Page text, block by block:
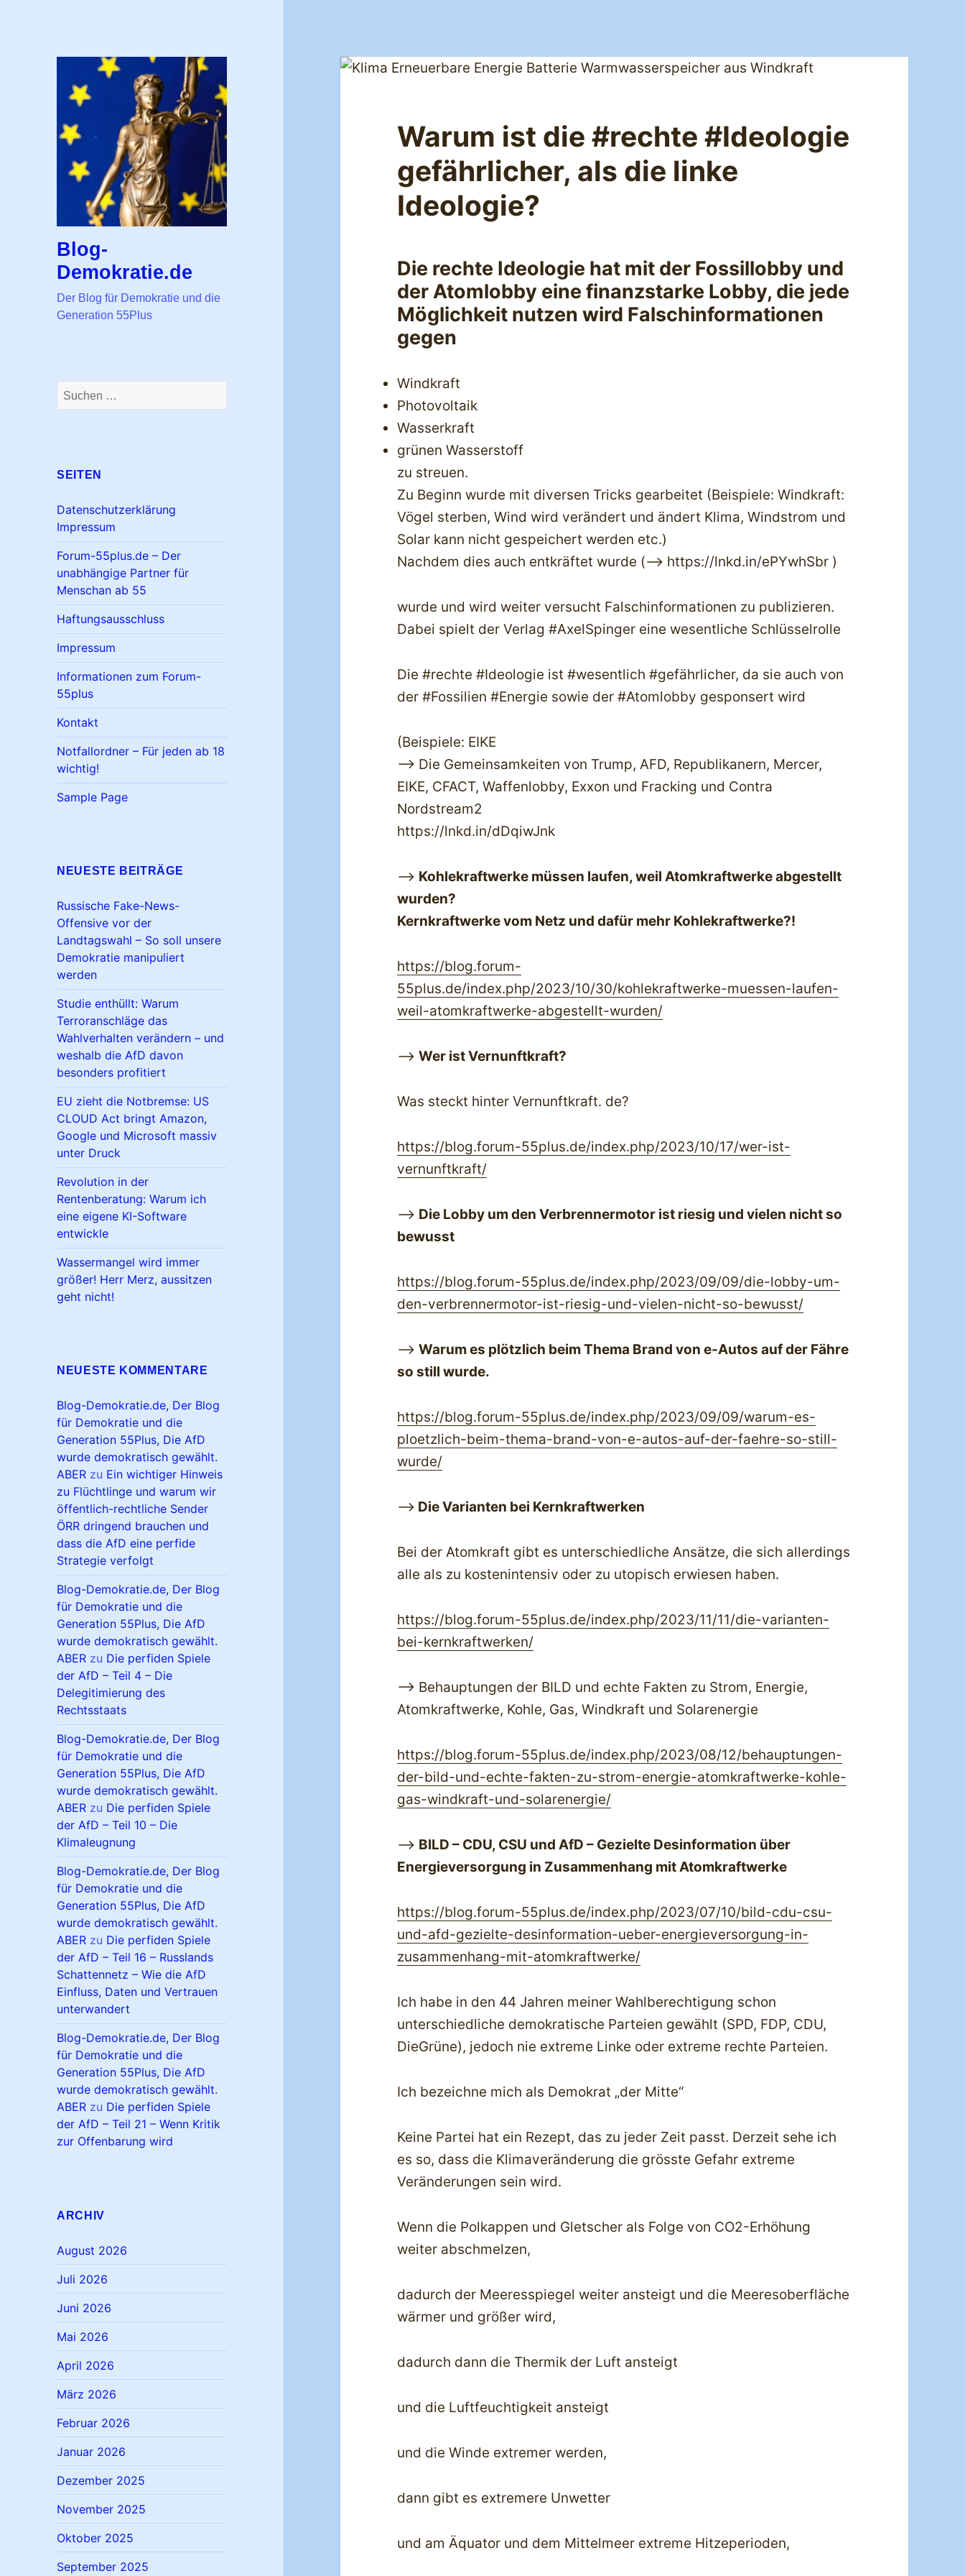
Blog-
Demokratie.de
Der Blog für Demokratie und die
Generation 55Plus
Suchen
nach:
SEITEN
Datenschutzerklärung
Impressum
Forum-55plus.de – Der
unabhängige Partner für
Menschan ab 55
Haftungsausschluss
Impressum
Informationen zum Forum-
55plus
Kontakt
Notfallordner – Für jeden ab 18
wichtig!
Sample Page
NEUESTE BEITRÄGE
Russische Fake-News-
Offensive vor der
Landtagswahl – So soll unsere
Demokratie manipuliert
werden
Studie enthüllt: Warum
Terroranschläge das
Wahlverhalten verändern – und
weshalb die AfD davon
besonders profitiert
EU zieht die Notbremse: US
CLOUD Act bringt Amazon,
Google und Microsoft massiv
unter Druck
Revolution in der
Rentenberatung: Warum ich
eine eigene KI-Software
entwickle
Wassermangel wird immer
größer! Herr Merz, aussitzen
geht nicht!
NEUESTE KOMMENTARE
Blog-Demokratie.de, Der Blog
für Demokratie und die
Generation 55Plus, Die AfD
wurde demokratisch gewählt.
ABER zu Ein wichtiger Hinweis
zu Flüchtlinge und warum wir
öffentlich-rechtliche Sender
ÖRR dringend brauchen und
dass die AfD eine perfide
Strategie verfolgt
Blog-Demokratie.de, Der Blog
für Demokratie und die
Generation 55Plus, Die AfD
wurde demokratisch gewählt.
ABER zu Die perfiden Spiele
der AfD – Teil 4 – Die
Delegitimierung des
Rechtsstaats
Blog-Demokratie.de, Der Blog
für Demokratie und die
Generation 55Plus, Die AfD
wurde demokratisch gewählt.
ABER zu Die perfiden Spiele
der AfD – Teil 10 – Die
Klimaleugnung
Blog-Demokratie.de, Der Blog
für Demokratie und die
Generation 55Plus, Die AfD
wurde demokratisch gewählt.
ABER zu Die perfiden Spiele
der AfD – Teil 16 – Russlands
Schattennetz – Wie die AfD
Einfluss, Daten und Vertrauen
unterwandert
Blog-Demokratie.de, Der Blog
für Demokratie und die
Generation 55Plus, Die AfD
wurde demokratisch gewählt.
ABER zu Die perfiden Spiele
der AfD – Teil 21 – Wenn Kritik
zur Offenbarung wird
ARCHIV
August 2026
Juli 2026
Juni 2026
Mai 2026
April 2026
März 2026
Februar 2026
Januar 2026
Dezember 2025
November 2025
Oktober 2025
September 2025
Warum ist die #rechte #Ideologie
gefährlicher, als die linke
Ideologie?
Die rechte Ideologie hat mit der Fossillobby und
der Atomlobby eine finanzstarke Lobby, die jede
Möglichkeit nutzen wird Falschinformationen
gegen
Windkraft
Photovoltaik
Wasserkraft
grünen Wasserstoff
zu streuen.
Zu Beginn wurde mit diversen Tricks gearbeitet (Beispiele: Windkraft:
Vögel sterben, Wind wird verändert und ändert Klima, Windstrom und
Solar kann nicht gespeichert werden etc.)
Nachdem dies auch entkräftet wurde (—> https://lnkd.in/ePYwhSbr )
wurde und wird weiter versucht Falschinformationen zu publizieren.
Dabei spielt der Verlag #AxelSpinger eine wesentliche Schlüsselrolle
Die #rechte #Ideologie ist #wesentlich #gefährlicher, da sie auch von
der #Fossilien #Energie sowie der #Atomlobby gesponsert wird
(Beispiele: EIKE
—> Die Gemeinsamkeiten von Trump, AFD, Republikanern, Mercer,
EIKE, CFACT, Waffenlobby, Exxon und Fracking und Contra
Nordstream2
https://lnkd.in/dDqiwJnk
—> Kohlekraftwerke müssen laufen, weil Atomkraftwerke abgestellt
wurden?
Kernkraftwerke vom Netz und dafür mehr Kohlekraftwerke?!
https://blog.forum-
55plus.de/index.php/2023/10/30/kohlekraftwerke-muessen-laufen-
weil-atomkraftwerke-abgestellt-wurden/
—>Wer ist Vernunftkraft?
Was steckt hinter Vernunftkraft. de?
https://blog.forum-55plus.de/index.php/2023/10/17/wer-ist-
vernunftkraft/
—> Die Lobby um den Verbrennermotor ist riesig und vielen nicht so
bewusst
https://blog.forum-55plus.de/index.php/2023/09/09/die-lobby-um-
den-verbrennermotor-ist-riesig-und-vielen-nicht-so-bewusst/
—>Warum es plötzlich beim Thema Brand von e-Autos auf der Fähre
so still wurde.
https://blog.forum-55plus.de/index.php/2023/09/09/warum-es-
ploetzlich-beim-thema-brand-von-e-autos-auf-der-faehre-so-still-
wurde/
—> Die Varianten bei Kernkraftwerken
Bei der Atomkraft gibt es unterschiedliche Ansätze, die sich allerdings
alle als zu kostenintensiv oder zu utopisch erwiesen haben.
https://blog.forum-55plus.de/index.php/2023/11/11/die-varianten-
bei-kernkraftwerken/
—> Behauptungen der BILD und echte Fakten zu Strom, Energie,
Atomkraftwerke, Kohle, Gas, Windkraft und Solarenergie
https://blog.forum-55plus.de/index.php/2023/08/12/behauptungen-
der-bild-und-echte-fakten-zu-strom-energie-atomkraftwerke-kohle-
gas-windkraft-und-solarenergie/
—> BILD – CDU, CSU und AfD – Gezielte Desinformation über
Energieversorgung in Zusammenhang mit Atomkraftwerke
https://blog.forum-55plus.de/index.php/2023/07/10/bild-cdu-csu-
und-afd-gezielte-desinformation-ueber-energieversorgung-in-
zusammenhang-mit-atomkraftwerke/
Ich habe in den 44 Jahren meiner Wahlberechtigung schon
unterschiedliche demokratische Parteien gewählt (SPD, FDP, CDU,
DieGrüne), jedoch nie extreme Linke oder extreme rechte Parteien.
Ich bezeichne mich als Demokrat „der Mitte“
Keine Partei hat ein Rezept, das zu jeder Zeit passt. Derzeit sehe ich
es so, dass die Klimaveränderung die grösste Gefahr extreme
Veränderungen sein wird.
Wenn die Polkappen und Gletscher als Folge von CO2-Erhöhung
weiter abschmelzen,
dadurch der Meeresspiegel weiter ansteigt und die Meeresoberfläche
wärmer und größer wird,
dadurch dann die Thermik der Luft ansteigt
und die Luftfeuchtigkeit ansteigt
und die Winde extremer werden,
dann gibt es extremere Unwetter
und am Äquator und dem Mittelmeer extreme Hitzeperioden,